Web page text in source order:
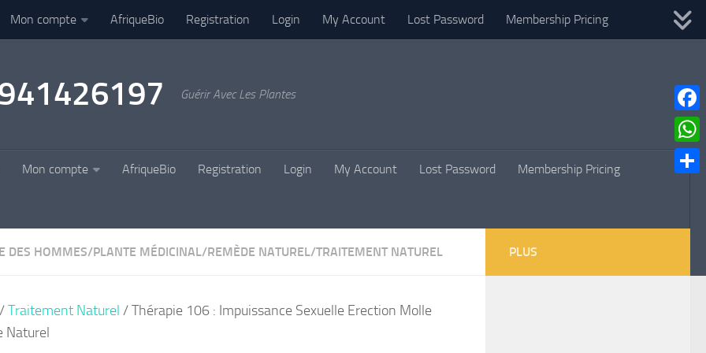
Mon compte AfriqueBio Registration Login My Account Lost Password Membership Pricing
Guérir Avec Les Plantes
Mon compte AfriqueBio Registration Login My Account Lost Password Membership Pricing
DES HOMMES/PLANTE MÉDICINAL/REMÈDE NATUREL/TRAITEMENT NATUREL
/Traitement Naturel / Thérapie 106 : Impuissance Sexuelle Erection Molle
Naturel
PLUS